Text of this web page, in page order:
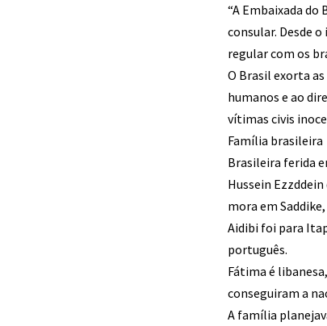
“A Embaixada
consular. Desde
regular com os
O Brasil exorta
humanos e ao
vítimas civis
Família brasileira
Brasileira ferida
Hussein
mora em
Aidibi foi para
português.
Fátima é
conseguiram a
A família